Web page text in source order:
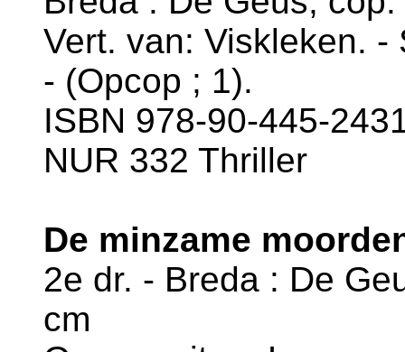
Vert. van: Viskleken. -
- (Opcop ; 1).
ISBN 978-90-445-
NUR 332 Thriller
De minzame
2e dr. - Breda : De
cm